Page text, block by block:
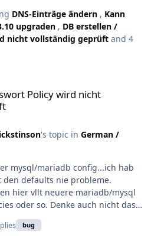
DNS-Einträge ändern , Kann
upgraden , DB erstellen /
nicht vollständig geprüft and 4
Policy wird nicht
's topic in German /
mysql/mariadb config...ich hab
defaults nie probleme.
hier vllt neuere mariadb/mysql
oder so. Denke auch nicht das
Sonderzeichen, sondern viel mehr
liegt
bug